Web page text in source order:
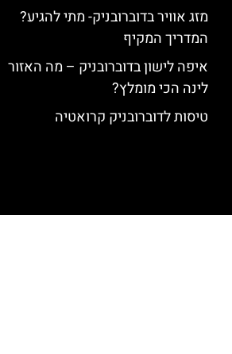
מזג אוויר בדוברובניק- מתי להגיע?
המדריך המקיף
איפה לישון בדוברובניק – מה האזור
לינה הכי מומלץ?
טיסות לדוברובניק קרואטיה